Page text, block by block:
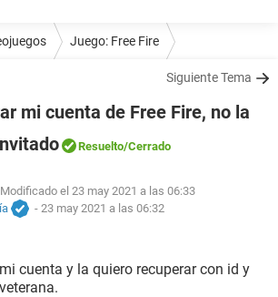
Juego: Free Fire
Siguiente Tema
mi cuenta de Free Fire, no la
Resuelto/Cerrado
el 23 may 2021 a las 06:33
- 23 may 2021 a las 06:32
cuenta y la quiero recuperar con id y